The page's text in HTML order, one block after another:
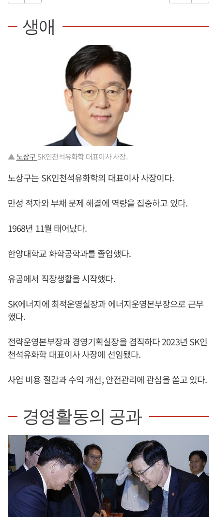
생애
▲노상구 SK인천석유화학 대표이사 사장.
노상구는 SK인천석유화학의 대표이사 사장이다.
만성 적자와 부채 문제 해결에 역량을 집중하고 있다.
1968년 11월 태어났다.
한양대학교 화학공학과를 졸업했다.
유공에서 직장생활을 시작했다.
SK에너지에 최적운영실장과 에너지운영본부장으로 근무
했다.
전략운영본부장과 경영기획실장을 겸직하다 2023년 SK인
천석유화학 대표이사 사장에 선임됐다.
사업 비용 절감과 수익 개선, 안전관리에 관심을 쏟고 있다.
경영활동의 공과